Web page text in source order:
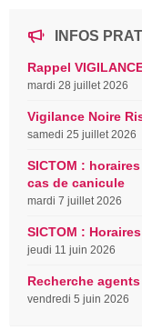
INFOS
Rappel
mardi 28 juillet 2026
Vigilance Noire
samedi 25 juillet 2026
SICTOM :
cas de canicule
mardi 7 juillet 2026
SICTOM :
jeudi 11 juin 2026
Recherche
vendredi 5 juin 2026